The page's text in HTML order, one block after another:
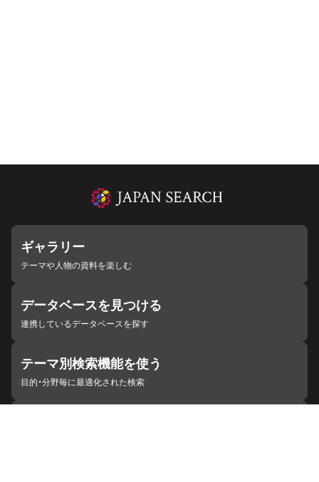
ギャラリー
テーマや人物の資料を楽しむ
データベースを見つける
連携しているデータベースを探す
テーマ別検索機能を使う
目的・分野毎に最適化された検索